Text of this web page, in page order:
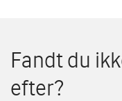
Fandt du
efter?